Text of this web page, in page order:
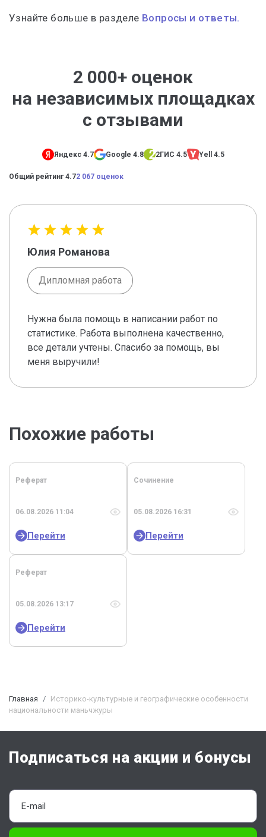
Узнайте больше в разделе Вопросы и ответы.
2 000+ оценок
на независимых площадках
с отзывами
Яндекс 4.7 Google 4.8 2ГИС 4.5 Yell 4.5
Общий рейтинг 4.72 067 оценок
Юлия Романова
Дипломная работа
Нужна была помощь в написании работ по
статистике. Работа выполнена качественно,
все детали учтены. Спасибо за помощь, вы
меня выручили!
Похожие работы
Реферат
06.08.2026 11:04
Перейти
Сочинение
05.08.2026 16:31
Перейти
Реферат
05.08.2026 13:17
Перейти
Главная
Историко-культурные и географические особенности
национальности маньчжуры
Подписаться на акции и бонусы